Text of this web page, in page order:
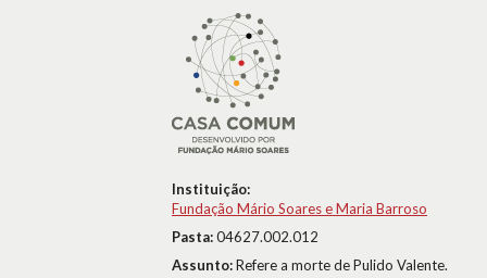
Instituição:
Fundação Mário Soares e Maria Barroso
Pasta:04627.002.012
Assunto:Refere a morte de Pulido Valente.